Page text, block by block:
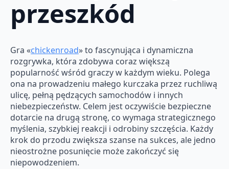
przeszkód
Gra «chickenroad» to fascynująca i dynamiczna
rozgrywka, która zdobywa coraz większą
popularność wśród graczy w każdym wieku. Polega
ona na prowadzeniu małego kurczaka przez ruchliwą
ulicę, pełną pędzących samochodów i innych
niebezpieczeństw. Celem jest oczywiście bezpieczne
dotarcie na drugą stronę, co wymaga strategicznego
myślenia, szybkiej reakcji i odrobiny szczęścia. Każdy
krok do przodu zwiększa szanse na sukces, ale jedno
nieostrożne posunięcie może zakończyć się
niepowodzeniem.